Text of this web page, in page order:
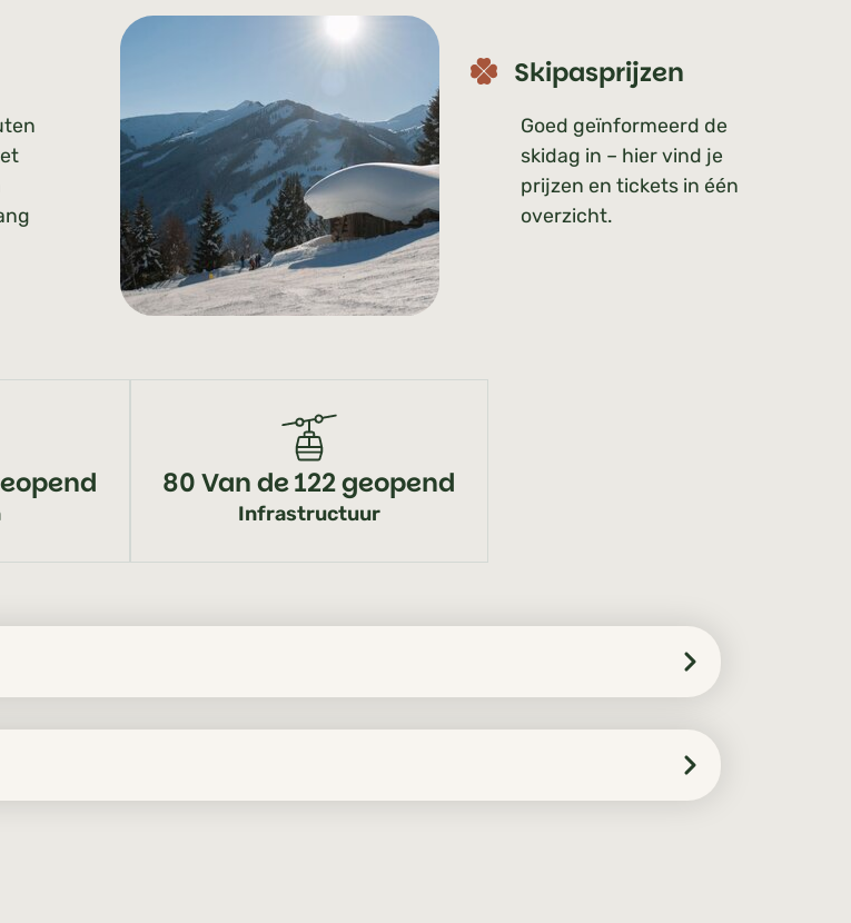
Skipasprijzen
Goed geïnformeerd de
skidag in – hier vind je
prijzen en tickets in één
overzicht.
80 Van de 122 geopend
Infrastructuur